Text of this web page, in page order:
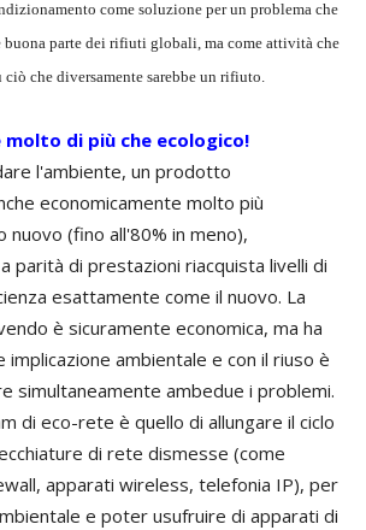
come soluzione per un problema che
buona parte dei rifiuti globali, ma come attività che
ciò che diversamente sarebbe un rifiuto.
molto di più che ecologico!
l'ambiente, un prodotto
economicamente molto più
nuovo (fino all'80% in meno),
parità di prestazioni riacquista livelli di
esattamente come il nuovo. La
è sicuramente economica, ma ha
implicazione ambientale e con il riuso è
simultaneamente ambedue i problemi.
di eco-rete è quello di allungare il ciclo
di rete dismesse (come
apparati wireless, telefonia IP), per
e poter usufruire di apparati di